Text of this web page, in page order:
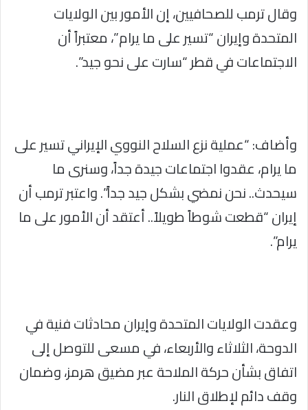
وقال ترمب للصحافيين، إن الأمور بين الولايات
المتحدة وإيران “تسير على ما يرام”، معتبراً أن
الاجتماعات في قطر “سارت على نحو جيد”.
وأضاف: “عملية نزع السلاح النووي الإيراني تسير على
ما يرام، عقدوا اجتماعات جيدة جداً، وسنرى ما
سيحدث.. نحن نمضي بشكل جيد جداً”. واعتبر ترمب أن
إيران “قطعت شوطاً طويلاً.. أعتقد أن الأمور على ما
يرام”.
وعقدت الولايات المتحدة وإيران محادثات فنية في
الدوحة، الثلاثاء والأربعاء، في مسعى للتوصل إلى
اتفاق بشأن حركة الملاحة عبر مضيق هرمز، وضمان
وقف دائم لإطلاق النار.